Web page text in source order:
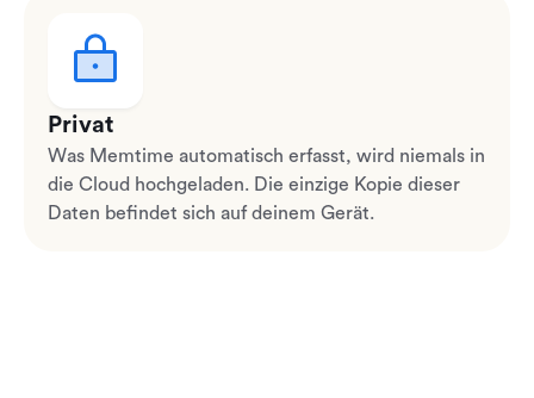
Privat
Was Memtime automatisch erfasst, wird niemals in
die Cloud hochgeladen. Die einzige Kopie dieser
Daten befindet sich auf deinem Gerät.